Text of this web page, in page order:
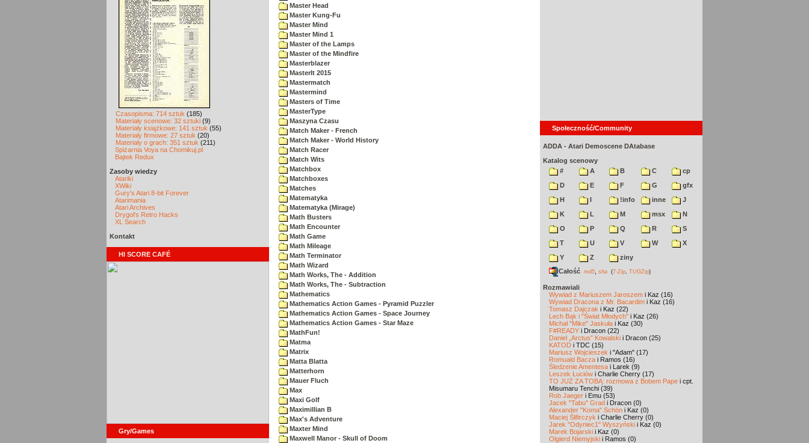
Czasopisma: 714 sztuk (185)
Materiały scenowe: 32 sztuki (9)
Materiały książkowe: 141 sztuk (55)
Materiały firmowe: 27 sztuk (20)
Materiały o grach: 351 sztuk (211)
Spiżarnia Voya na Chomikuj.pl
Bajtek Redux
Zasoby wiedzy
Atariki
XWiki
Gury's Atari 8-bit Forever
Atarimania
Atari Archives
Drygol's Retro Hacks
XL Search
Kontakt
HI SCORE CAFÉ
Gry/Games
Master Head
Master Kung-Fu
Master Mind
Master Mind 1
Master of the Lamps
Master of the Mindfire
Masterblazer
MasterIt 2015
Mastermatch
Mastermind
Masters of Time
MasterType
Maszyna Czasu
Match Maker - French
Match Maker - World History
Match Racer
Match Wits
Matchbox
Matchboxes
Matches
Matematyka
Matematyka (Mirage)
Math Busters
Math Encounter
Math Game
Math Mileage
Math Terminator
Math Wizard
Math Works, The - Addition
Math Works, The - Subtraction
Mathematics
Mathematics Action Games - Pyramid Puzzler
Mathematics Action Games - Space Journey
Mathematics Action Games - Star Maze
MathFun!
Matma
Matrix
Matta Blatta
Matterhorn
Mauer Fluch
Max
Maxi Golf
Maximillian B
Max's Adventure
Maxter Mind
Maxwell Manor - Skull of Doom
Społeczność/Community
ADDA - Atari Demoscene DAtabase
Katalog scenowy
#
A B C
cp
D
E F G
gfx
H
I !info inne
J
K
L M msx
N
O
P Q R
S
T
U V W
X
Y
Z
ziny
Całość md5 sha (7-Zip TUGZip)
Rozmawiali
Wywiad z Mariuszem Jaroszem i Kaz (16)
Wywiad Dracona z Mr. Bacardim i Kaz (16)
Tomasz Dajczak i Kaz (22)
Lech Bąk i "Świat Młodych" i Kaz (26)
Michał "Mike" Jaskuła i Kaz (30)
F#READY i Dracon (22)
Daniel „Arctus” Kowalski i Dracon (25)
KATOD i TDC (15)
Mariusz Wojcieszek i "Adam" (17)
Romuald Bacza i Ramos (16)
Śledzenie Amentesa i Larek (9)
Leszek Łuciów i Charlie Cherry (17)
TO JUŻ ZA TOBĄ: rozmowa z Bobem Pape i cpt.
Misumaru Tenchi (39)
Rob Jaeger i Emu (53)
Jacek "Tabu" Grad i Dracon (0)
Alexander "Koma" Schön i Kaz (0)
Maciej Ślifirczyk i Charlie Cherry (0)
Jarek "Odyniec1" Wyszyński i Kaz (0)
Marek Bojarski i Kaz (0)
Olgierd Niemyjski i Ramos (0)